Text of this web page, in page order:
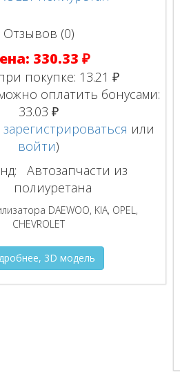
Отзывов (0)
330.33 ₽
покупке: 13.21 ₽
оплатить бонусами:
33.03 ₽
зарегистрироваться или
войти)
Автозапчасти из
полиуретана
DAEWOO, KIA, OPEL,
CHEVROLET
3D модель